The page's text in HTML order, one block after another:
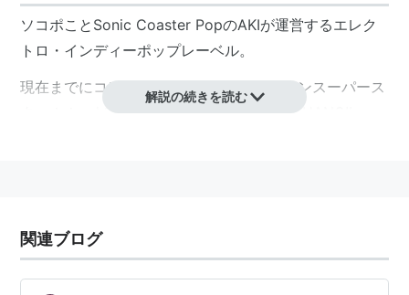
ソコポことSonic Coaster PopのAKIが運営するエレク
トロ・インディーポップレーベル。
現在までにコンピレーション「ウサギチャンスーパース
ター！！vol.0001」「killer killer USAGI-CHANG!!」エ
解説の続きを読む
関連ブログ